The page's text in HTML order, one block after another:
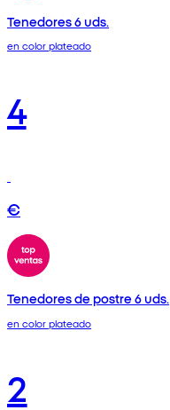
Tenedores 6 uds.
en color plateado
4
€
Tenedores de postre 6 uds.
en color plateado
2